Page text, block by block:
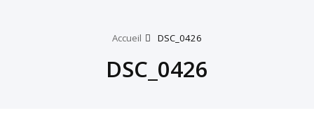
Accueil DSC_0426
DSC_0426